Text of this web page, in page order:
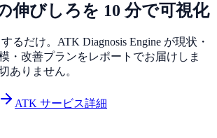
伸びしろを 10 分で可視化
るだけ。ATK Diagnosis Engine が現状・
・改善プランをレポートでお届けしま
ありません。
ATK サービス詳細